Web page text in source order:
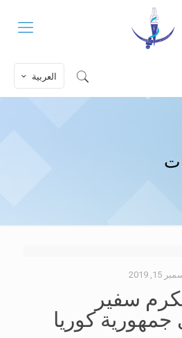
العربية
15, 2019
سفير
كوريا